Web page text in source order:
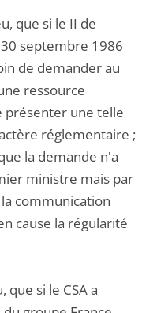
que si le II de
septembre 1986
de demander au
ressource
présenter une telle
réglementaire ;
la demande n'a
ministre mais par
communication
cause la régularité
que si le CSA a